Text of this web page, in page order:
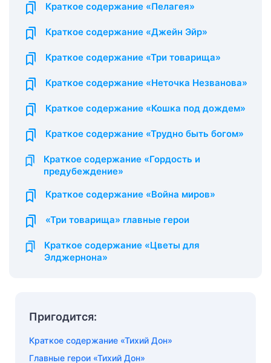
Краткое содержание «Пелагея»
Краткое содержание «Джейн Эйр»
Краткое содержание «Три товарища»
Краткое содержание «Неточка Незванова»
Краткое содержание «Кошка под дождем»
Краткое содержание «Трудно быть богом»
Краткое содержание «Гордость и
предубеждение»
Краткое содержание «Война миров»
«Три товарища» главные герои
Краткое содержание «Цветы для
Элджернона»
Пригодится:
Краткое содержание «Тихий Дон»
Главные герои «Тихий Дон»